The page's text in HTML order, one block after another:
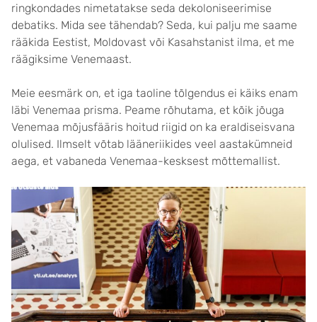
ringkondades nimetatakse seda dekoloniseerimise
debatiks. Mida see tähendab? Seda, kui palju me saame
rääkida Eestist, Moldovast või Kasahstanist ilma, et me
räägiksime Venemaast.
Meie eesmärk on, et iga taoline tõlgendus ei käiks enam
läbi Venemaa prisma. Peame rõhutama, et kõik jõuga
Venemaa mõjusfääris hoitud riigid on ka eraldiseisvana
olulised. Ilmselt võtab lääneriikides veel aastakümneid
aega, et vabaneda Venemaa-kesksest mõttemallist.